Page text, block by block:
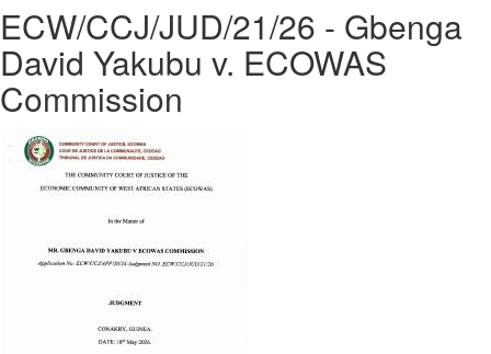
ECW/CCJ/JUD/21/26 - Gbenga
David Yakubu v. ECOWAS
Commission